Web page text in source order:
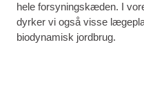
hele forsyningskæden. I
dyrker vi også visse
biodynamisk jordbrug.